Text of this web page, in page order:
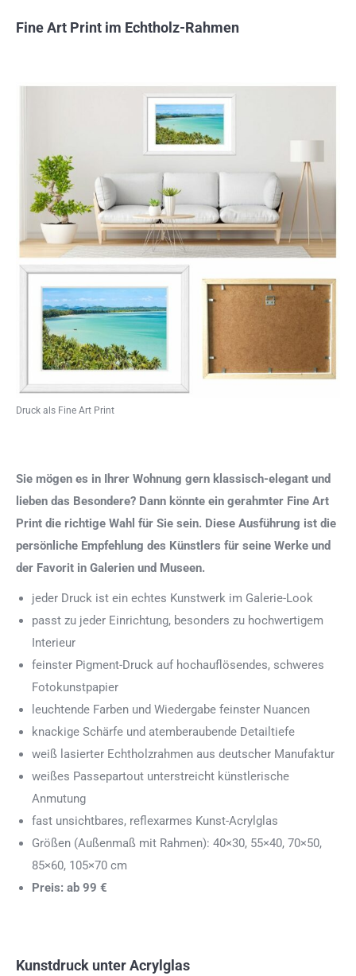
Fine Art Print im Echtholz-Rahmen
Druck als Fine Art Print
Sie mögen es in Ihrer Wohnung gern klassisch-elegant und
lieben das Besondere? Dann könnte ein gerahmter Fine Art
Print die richtige Wahl für Sie sein. Diese Ausführung ist die
persönliche Empfehlung des Künstlers für seine Werke und
der Favorit in Galerien und Museen.
jeder Druck ist ein echtes Kunstwerk im Galerie-Look
passt zu jeder Einrichtung, besonders zu hochwertigem
Interieur
feinster Pigment-Druck auf hochauflösendes, schweres
Fotokunstpapier
leuchtende Farben und Wiedergabe feinster Nuancen
knackige Schärfe und atemberaubende Detailtiefe
weiß lasierter Echtholzrahmen aus deutscher Manufaktur
weißes Passepartout unterstreicht künstlerische
Anmutung
fast unsichtbares, reflexarmes Kunst-Acrylglas
Größen (Außenmaß mit Rahmen): 40×30, 55×40, 70×50,
85×60, 105×70 cm
Preis: ab 99 €
Kunstdruck unter Acrylglas